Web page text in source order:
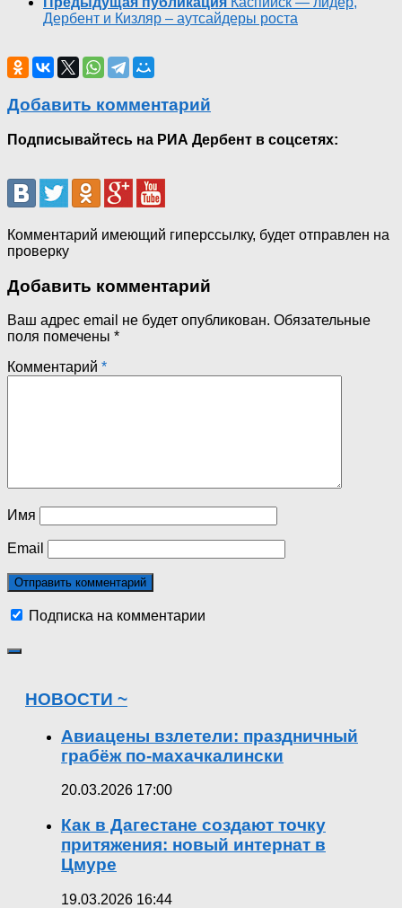
Дербент и Кизляр – аутсайдеры роста
Добавить комментарий
Подписывайтесь на РИА Дербент в соцсетях:
Комментарий имеющий гиперссылку, будет отправлен на
проверку
Добавить комментарий
Ваш адрес email не будет опубликован. Обязательные
поля помечены *
Комментарий *
Имя
Email
Подписка на комментарии
НОВОСТИ ~
Авиацены взлетели: праздничный
грабёж по-махачкалински
20.03.2026 17:00
Как в Дагестане создают точку
притяжения: новый интернат в
Цмуре
19.03.2026 16:44